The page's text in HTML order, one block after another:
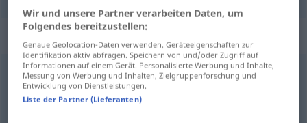
Synonyme für "Viehzeug"
Fauna,Tierwelt,Getier (geh.)
Wir und unsere Partner verarbeiten Daten, um
Folgendes bereitzustellen:
Genaue Geolocation-Daten verwenden. Geräteeigenschaften zur
Identifikation aktiv abfragen. Speichern von und/oder Zugriff auf
Informationen auf einem Gerät. Personalisierte Werbung und Inhalte,
Messung von Werbung und Inhalten, Zielgruppenforschung und
Entwicklung von Dienstleistungen.
Liste der Partner (Lieferanten)